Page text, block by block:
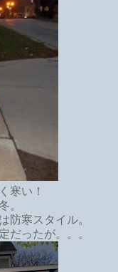
寒い！
。
防寒スタイル。
だったが。。。